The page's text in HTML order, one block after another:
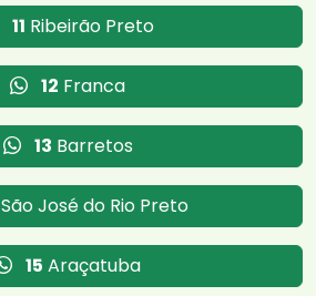
11 Ribeirão Preto
12 Franca
13 Barretos
São José do Rio Preto
15 Araçatuba